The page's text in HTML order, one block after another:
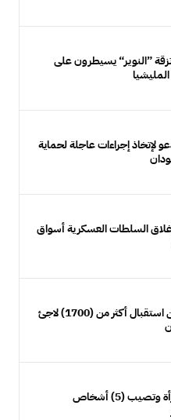
”النوير“ يسيطرون على
لإتخاذ إجراءات عاجلة لحماية
السلطات العسكرية أسواق
السلطات السودانية تعلن استقبال أكثر من (1700) لاجئ
مليشيا مسلحة تقتل امرأة وتصيب (5) أشخاص